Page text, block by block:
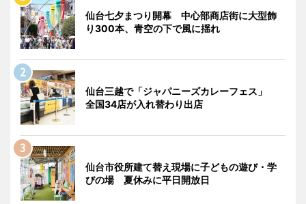
仙台七夕まつり開幕 中心部商店街に大型飾
り300本、青空の下で風に揺れ
仙台三越で「ジャパニーズカレーフェス」
全国34店が入れ替わり出店
仙台市役所建て替え現場に子どもの遊び・学
びの場 夏休みに平日開放日